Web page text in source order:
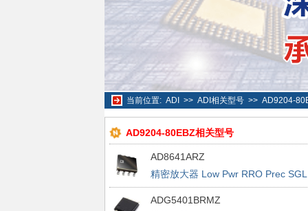
当前位置: ADI >> ADI相关型号>> AD9204-
AD9204-80EBZ相关型号
AD8641ARZ
精密放大器 Low Pwr RRO Prec SGL
JFET
ADG5401BRMZ